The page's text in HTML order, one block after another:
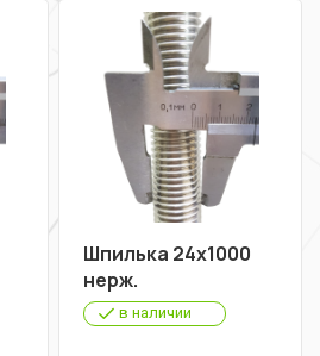
Шпилька 24х1000
нерж.
в наличии